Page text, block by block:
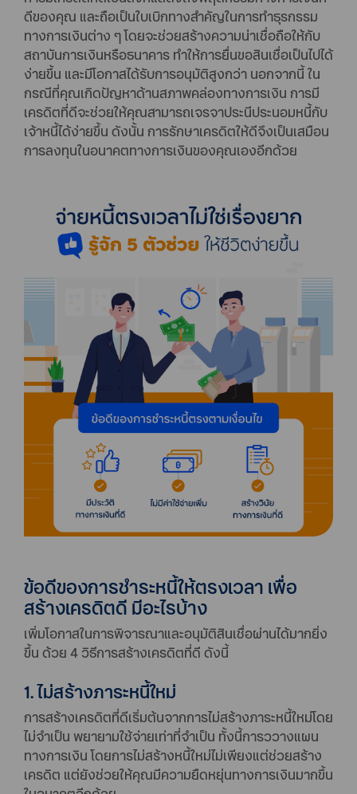
ดีของคุณ และถือเป็นใบเบิกทางสำคัญในการทำธุรกรรม
ทางการเงินต่าง ๆ โดยจะช่วยสร้างความน่าเชื่อถือให้กับ
สถาบันการเงินหรือธนาคาร ทำให้การยื่นขอสินเชื่อเป็นไปได้
ง่ายขึ้น และมีโอกาสได้รับการอนุมัติสูงกว่า นอกจากนี้ ใน
กรณีที่คุณเกิดปัญหาด้านสภาพคล่องทางการเงิน การมี
เครดิตที่ดีจะช่วยให้คุณสามารถเจรจาประนีประนอมหนี้กับ
เจ้าหนี้ได้ง่ายขึ้น ดังนั้น การรักษาเครดิตให้ดีจึงเป็นเสมือน
การลงทุนในอนาคตทางการเงินของคุณเองอีกด้วย
ข้อดีของการชำระหนี้ให้ตรงเวลา เพื่อ
สร้างเครดิตดี มีอะไรบ้าง
เพิ่มโอกาสในการพิจารณาและอนุมัติสินเชื่อผ่านได้มากยิ่ง
ขึ้น ด้วย 4 วิธีการสร้างเครดิตที่ดี ดังนี้
1. ไม่สร้างภาระหนี้ใหม่
การสร้างเครดิตที่ดีเริ่มต้นจากการไม่สร้างภาระหนี้ใหม่โดย
ไม่จำเป็น พยายามใช้จ่ายเท่าที่จำเป็น ทั้งนี้การววางแผน
ทางการเงิน โดยการไม่สร้างหนี้ใหม่ไม่เพียงแต่ช่วยสร้าง
เครดิต แต่ยังช่วยให้คุณมีความยืดหยุ่นทางการเงินมากขึ้น